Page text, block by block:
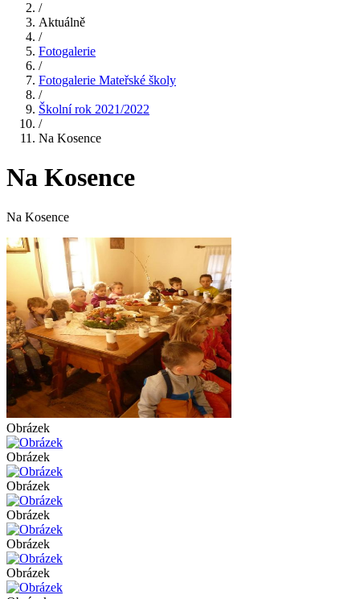
/
Aktuálně
/
Fotogalerie
/
Fotogalerie Mateřské školy
/
Školní rok 2021/2022
/
Na Kosence
Na Kosence
Na Kosence
Obrázek
Obrázek
Obrázek
Obrázek
Obrázek
Obrázek